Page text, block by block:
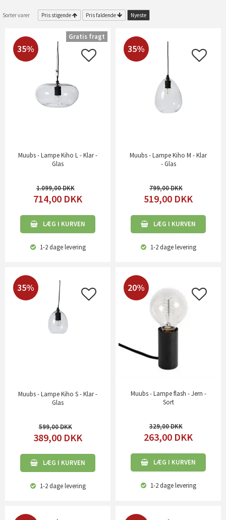
Sorter varer Pris stigende Pris faldende Nyeste
35%
Muubs - Lampe Kiho L - Klar -
Glas
1.099,00
714,00 DKK
LÆG I KURVEN
1-2 dagelevering
Gratis fragt
35%
Muubs - Lampe Kiho M - Klar
- Glas
799,00
519,00 DKK
LÆG I KURVEN
1-2 dagelevering
35%
Muubs - Lampe Kiho S - Klar -
Glas
599,00
389,00 DKK
LÆG I KURVEN
1-2 dagelevering
20%
Muubs - Lampe flash - Jern -
Sort
329,00
263,00 DKK
LÆG I KURVEN
1-2 dagelevering